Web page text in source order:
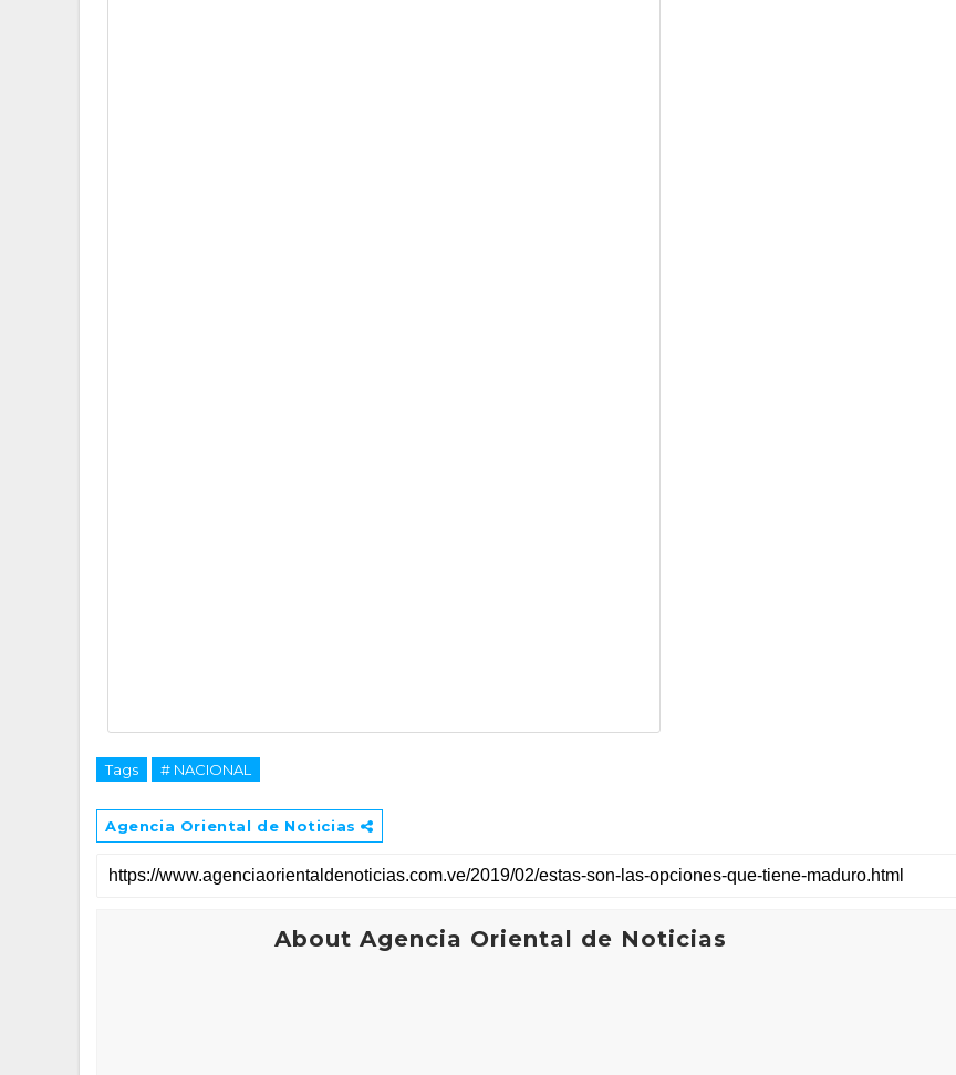
Tags # NACIONAL
Agencia Oriental de Noticias
About Agencia Oriental de Noticias